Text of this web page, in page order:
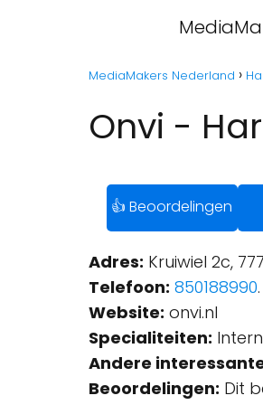
MediaMakers Nederland
Onvi -
👍 Beoordelingen
Adres: Kruiwiel 2c,
Telefoon: 850188990.
Website: onvi.nl
Specialiteiten:
Andere
Beoordelingen: Dit